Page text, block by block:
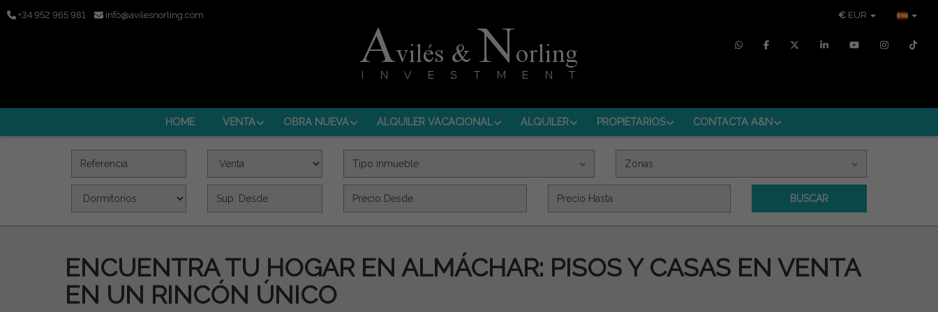
+34 952 965 981 info@avilesnorling.com € EUR
HOME VENTA OBRA NUEVA ALQUILER VACACIONAL ALQUILER PROPIETARIOS CONTACTA A&N
Referencia Oferta
Tipo inmueble Zonas
Dormitorios Superficie (m2) Precio (€)
BUSCAR
ENCUENTRA TU HOGAR EN ALMÁCHAR: PISOS Y CASAS EN VENTA
EN UN RINCÓN ÚNICO